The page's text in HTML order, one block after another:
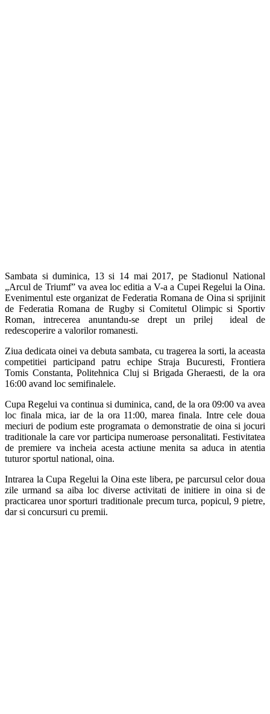
Sambata si duminica, 13 si 14 mai 2017, pe Stadionul National
„Arcul de Triumf” va avea loc editia a V-a a Cupei Regelui la Oina.
Evenimentul este organizat de Federatia Romana de Oina si sprijinit
de Federatia Romana de Rugby si Comitetul Olimpic si Sportiv
Roman, intrecerea anuntandu-se drept un prilej ideal de
redescoperire a valorilor romanesti.
Ziua dedicata oinei va debuta sambata, cu tragerea la sorti, la aceasta
competitiei participand patru echipe Straja Bucuresti, Frontiera
Tomis Constanta, Politehnica Cluj si Brigada Gheraesti, de la ora
16:00 avand loc semifinalele.
Cupa Regelui va continua si duminica, cand, de la ora 09:00 va avea
loc finala mica, iar de la ora 11:00, marea finala. Intre cele doua
meciuri de podium este programata o demonstratie de oina si jocuri
traditionale la care vor participa numeroase personalitati. Festivitatea
de premiere va incheia acesta actiune menita sa aduca in atentia
tuturor sportul national, oina.
Intrarea la Cupa Regelui la Oina este libera, pe parcursul celor doua
zile urmand sa aiba loc diverse activitati de initiere in oina si de
practicarea unor sporturi traditionale precum turca, popicul, 9 pietre,
dar si concursuri cu premii.